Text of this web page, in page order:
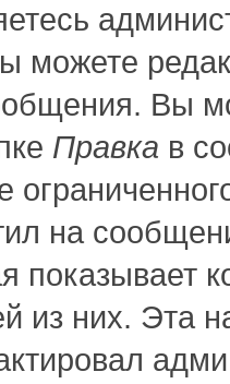
можете
Вы
Правка в
на
показывает
из них. Эта